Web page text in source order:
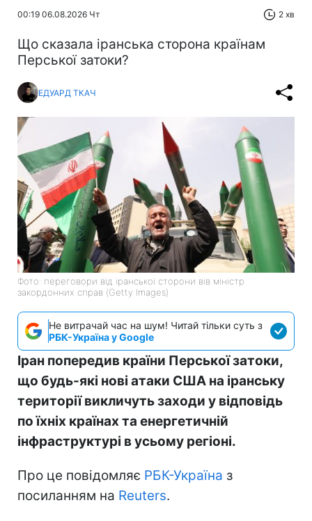
00:19 06.08.2026 Чт 2 хв
Що сказала іранська сторона країнам
Перської затоки?
ЕДУАРД ТКАЧ
Фото: переговори від іранської сторони вів міністр
закордонних справ (Getty Images)
Не витрачай час на шум! Читай тільки суть з
РБК-Україна у Google
Іран попередив країни Перської затоки,
що будь-які нові атаки США на іранську
території викличуть заходи у відповідь
по їхніх країнах та енергетичній
інфраструктурі в усьому регіоні.
Про це повідомляє РБК-Україна з
посиланням на Reuters.